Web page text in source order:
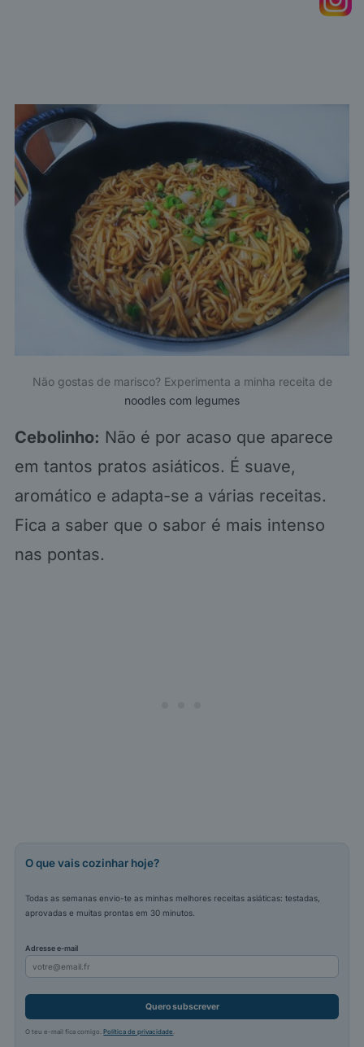
Não gostas de marisco? Experimenta a minha receita de
noodles com legumes
Cebolinho: Não é por acaso que aparece
em tantos pratos asiáticos. É suave,
aromático e adapta-se a várias receitas.
Fica a saber que o sabor é mais intenso
nas pontas.
O que vais cozinhar hoje?
Todas as semanas envio-te as minhas melhores receitas asiáticas: testadas,
aprovadas e muitas prontas em 30 minutos.
Adresse e-mail
Quero subscrever
O teu e-mail fica comigo.Política de privacidade